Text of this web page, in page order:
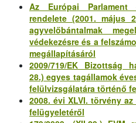
Az Európai Parlament
rendelete (2001. május
agyvelőbántalmak
védekezésre és a
megállapításáról
2009/719/EK Bizottság
28.) egyes tagállamok
felülvizsgálatára történő
2008. évi XLVI. törvény
felügyeletéről